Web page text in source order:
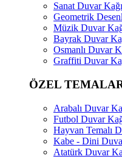
Sanat Duvar
Geometrik
Müzik Duvar
Bayrak Duvar
Osmanlı Duvar
Graffiti Duvar
ÖZEL
Arabalı Duvar
Futbol Duvar
Hayvan Temalı
Kabe - Dini
Atatürk Duvar